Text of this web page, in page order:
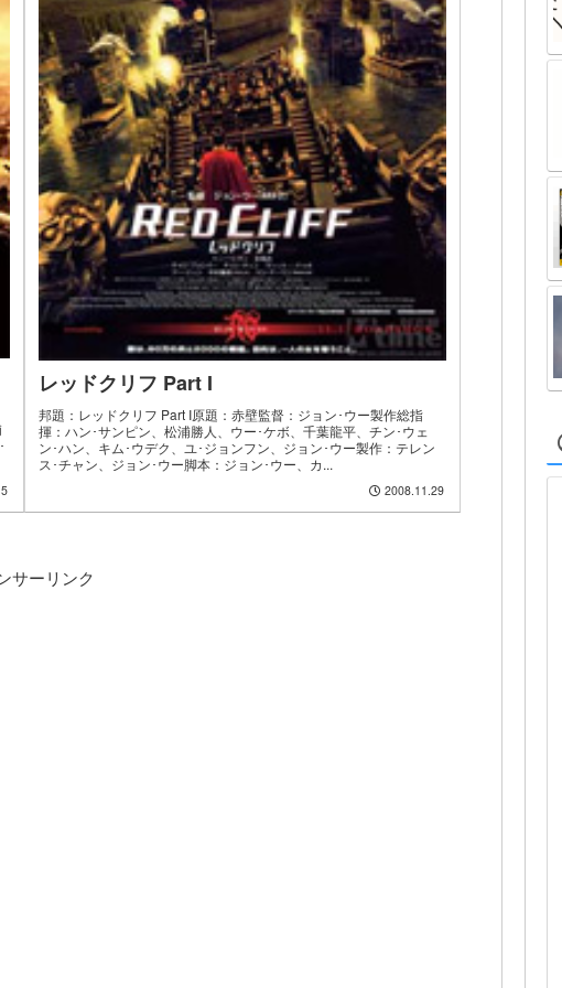
レッドクリフ Part I
邦題：レッドクリフ Part I原題：赤壁監督：ジョン･ウー製作総指
揮：ハン･サンピン、松浦勝人、ウー･ケボ、千葉龍平、チン･ウェ
ン･ハン、キム･ウデク、ユ･ジョンフン、ジョン･ウー製作：テレン
ス･チャン、ジョン･ウー脚本：ジョン･ウー、カ...
2008.11.29
サーリンク